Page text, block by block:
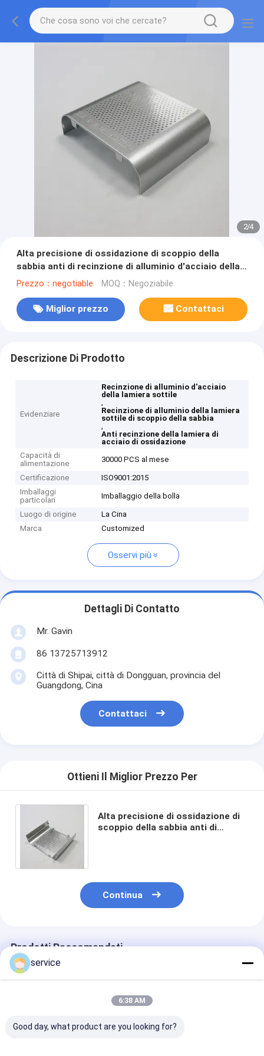
2/4
Alta precisione di ossidazione di scoppio della
sabbia anti di recinzione di alluminio d'acciaio della
lamiera sottile
Prezzo：negotiable MOQ：Negoziabile
Miglior prezzo Contattaci
Descrizione Di Prodotto
Evidenziare
Recinzione di alluminio d'acciaio
della lamiera sottile
,
Recinzione di alluminio della lamiera
sottile di scoppio della sabbia
,
Anti recinzione della lamiera di
acciaio di ossidazione
Capacità di
alimentazione
30000 PCS al mese
Certificazione
ISO9001:2015
Imballaggi
particolari
Imballaggio della bolla
Luogo di origine
La Cina
Marca
Customized
Osservi più
Dettagli Di Contatto
Mr. Gavin
86 13725713912
Città di Shipai, città di Dongguan, provincia del
Guangdong, Cina
Contattaci
Ottieni Il Miglior Prezzo Per
Alta precisione di ossidazione di
scoppio della sabbia anti di
Continua
Prodotti Raccomandati
service
6:38 AM
Good day, what product are you looking for?